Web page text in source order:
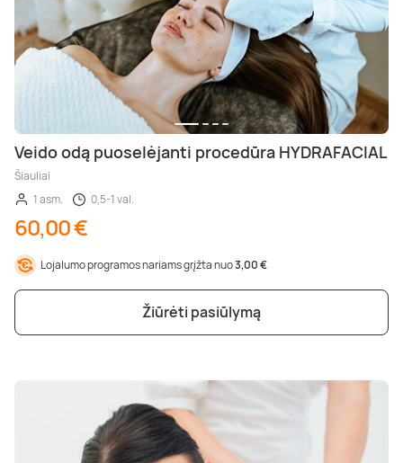
Veido odą puoselėjanti procedūra HYDRAFACIAL
Šiauliai
1 asm.
0,5-1 val.
60,00 €
Lojalumo programos nariams grįžta nuo3,00 €
Žiūrėti pasiūlymą